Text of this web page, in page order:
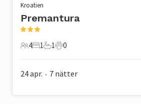
Kroatien
Premantura
4 Gäster
4
1 Sovrum
1
1 Badrum
1
0 Husdjur
0
24 apr. • 7 nätter